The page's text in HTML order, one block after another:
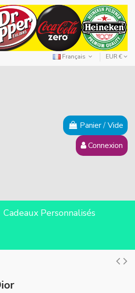
Français EUR €
Panier/Vide
Connexion
Cadeaux Personnalisés